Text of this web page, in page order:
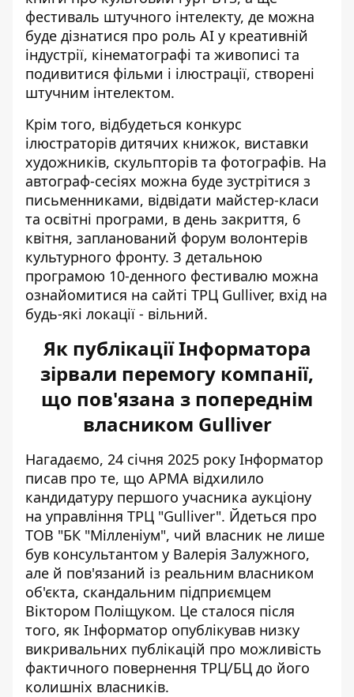
фестиваль штучного інтелекту, де можна
буде дізнатися про роль AI у креативній
індустрії, кінематографі та живописі та
подивитися фільми і ілюстрації, створені
штучним інтелектом.
Крім того, відбудеться конкурс
ілюстраторів дитячих книжок, виставки
художників, скульпторів та фотографів. На
автограф-сесіях можна буде зустрітися з
письменниками, відвідати майстер-класи
та освітні програми, в день закриття, 6
квітня, запланований форум волонтерів
культурного фронту. З детальною
програмою 10-денного фестивалю можна
ознайомитися на сайті ТРЦ Gulliver, вхід на
будь-які локації - вільний.
Як публікації Інформатора
зірвали перемогу компанії,
що пов'язана з попереднім
власником Gulliver
Нагадаємо, 24 січня 2025 року Інформатор
писав про те, що АРМА відхилило
кандидатуру першого учасника аукціону
на управління ТРЦ "Gulliver". Йдеться про
ТОВ "БК "Мілленіум", чий власник не лише
був консультантом у Валерія Залужного,
але й пов'язаний із реальним власником
об'єкта, скандальним підприємцем
Віктором Поліщуком. Це сталося після
того, як Інформатор опублікував низку
викривальних публікацій про можливість
фактичного повернення ТРЦ/БЦ до його
колишніх власників.